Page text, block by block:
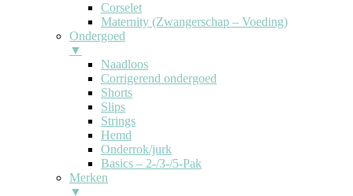
Corselet
Maternity (Zwangerschap – Voeding)
Ondergoed
▼
Naadloos
Corrigerend ondergoed
Shorts
Slips
Strings
Hemd
Onderrok/jurk
Basics – 2-/3-/5-Pak
Merken
▼